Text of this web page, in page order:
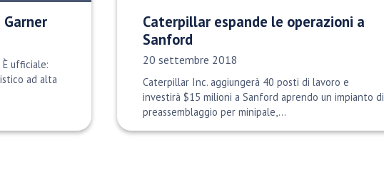
ufficiale:
ad alta
Caterpillar espande le operazioni a
Sanford
Data di pubblicazione:
20 settembre 2018
Caterpillar Inc. aggiungerà 40 posti di lavoro e
investirà $15 milioni a Sanford aprendo un impianto di
preassemblaggio per minipale,...